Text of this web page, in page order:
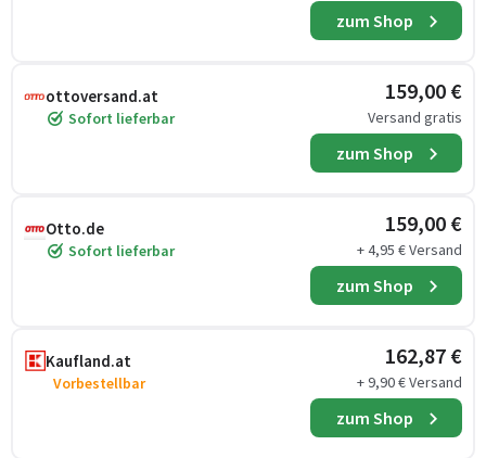
zum Shop
ottoversand.at
Sofort lieferbar
159,00 €
Versand gratis
zum Shop
Otto.de
Sofort lieferbar
159,00 €
+ 4,95 € Versand
zum Shop
Kaufland.at
Vorbestellbar
162,87 €
+ 9,90 € Versand
zum Shop